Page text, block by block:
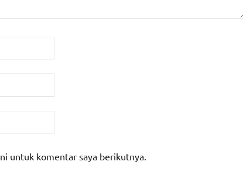
untuk komentar saya berikutnya.